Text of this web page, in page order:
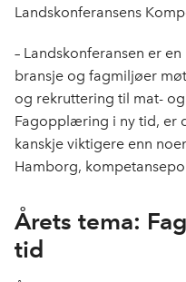
Landskonferansens
– Landskonferansen er
bransje og fagmiljøer
og rekruttering til mat-
Fagopplæring i ny tid, er
kanskje viktigere enn
Hamborg,
Årets tema:
tid